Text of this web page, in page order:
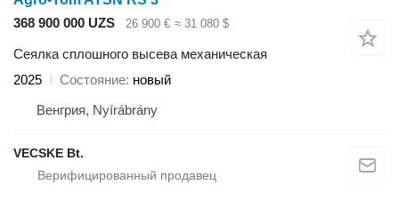
368 900 000 UZS
26 900 € ≈ 31 080 $
Сеялка сплошного высева механическая
2025
Состояние новый
Венгрия, Nyírábrány
VECSKE Bt.